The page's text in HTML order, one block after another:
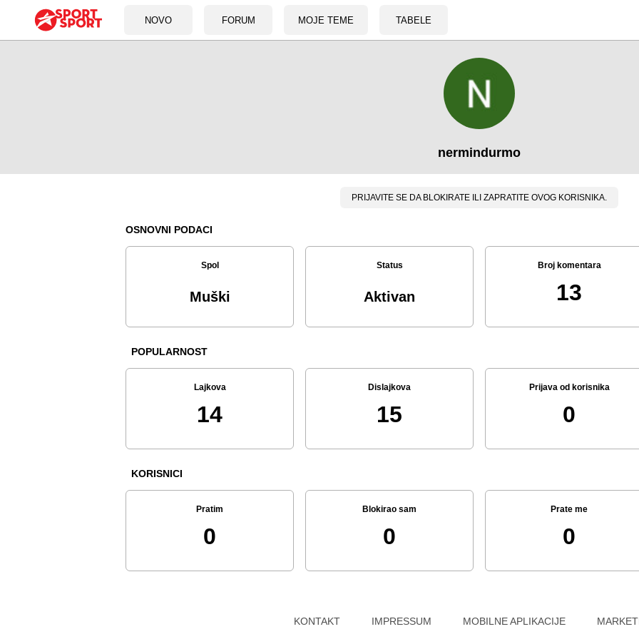
NOVO FORUM MOJE TEME TABELE
nermindurmo
PRIJAVITE SE DA BLOKIRATE ILI ZAPRATITE OVOG KORISNIKA.
OSNOVNI PODACI
Spol
Muški
Status
Aktivan
Broj komentara
13
POPULARNOST
Lajkova
14
Dislajkova
15
Prijava od korisnika
0
KORISNICI
Pratim
0
Blokirao sam
0
Prate me
0
KONTAKT IMPRESSUM MOBILNE APLIKACIJE